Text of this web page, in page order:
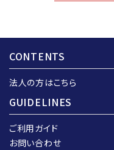
CONTENTS
法人の方はこちら
GUIDELINES
ご利用ガイド
お問い合わせ